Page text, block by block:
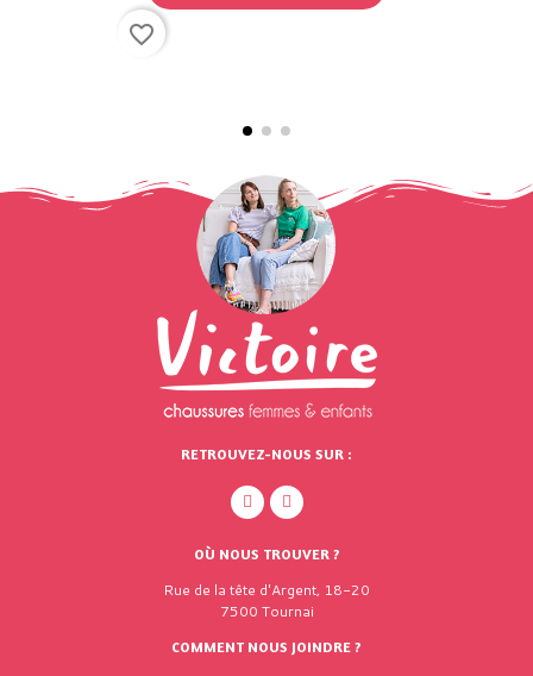
favorite_border
RETROUVEZ-NOUS SUR :
OÙ NOUS TROUVER ?
Rue de la tête d'Argent, 18-20
7500 Tournai
COMMENT NOUS JOINDRE ?